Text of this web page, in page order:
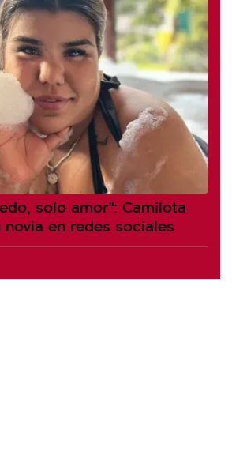
solo amor": Camilota
en redes sociales